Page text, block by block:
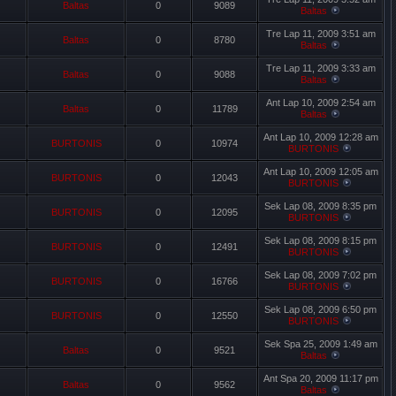
Baltas 0 9089
Baltas
Baltas 0 8780
Tre Lap 11, 2009 3:51 am
Baltas
Baltas 0 9088
Tre Lap 11, 2009 3:33 am
Baltas
Baltas 0 11789
Ant Lap 10, 2009 2:54 am
Baltas
BURTONIS 0 10974
Ant Lap 10, 2009 12:28 am
BURTONIS
BURTONIS 0 12043
Ant Lap 10, 2009 12:05 am
BURTONIS
BURTONIS 0 12095
Sek Lap 08, 2009 8:35 pm
BURTONIS
BURTONIS 0 12491
Sek Lap 08, 2009 8:15 pm
BURTONIS
BURTONIS 0 16766
Sek Lap 08, 2009 7:02 pm
BURTONIS
BURTONIS 0 12550
Sek Lap 08, 2009 6:50 pm
BURTONIS
Baltas 0 9521
Sek Spa 25, 2009 1:49 am
Baltas
Baltas 0 9562
Ant Spa 20, 2009 11:17 pm
Baltas